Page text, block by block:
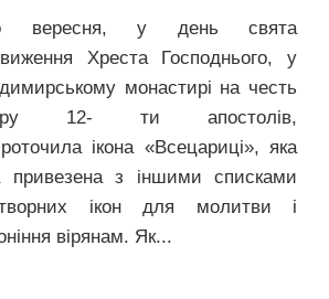
вересня, у день свята
Хреста Господнього, у
монастирі на честь
12- ти апостолів,
ікона «Всецариці», яка
привезена з іншими списками
ікон для молитви і
вірянам. Як...